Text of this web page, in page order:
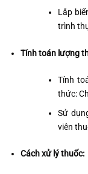
Lắp
trình
Tính toán lượng
Tính
thức:
Sử
viên
Cách xử lý thuốc: